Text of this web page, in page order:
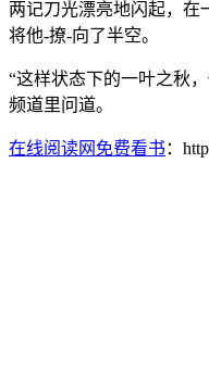
两记刀光漂亮地闪起，在
将他-撩-向了半空。
“这样状态下的一叶之秋
频道里问道。
在线阅读网免费看书 ：